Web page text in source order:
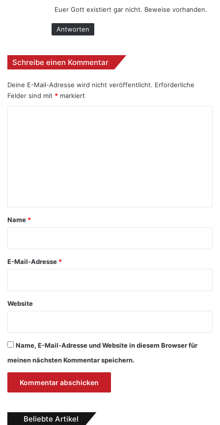
Euer Gott existiert gar nicht. Beweise vorhanden.
Antworten
Schreibe einen Kommentar
Deine E-Mail-Adresse wird nicht veröffentlicht. Erforderliche
Felder sind mit * markiert
a
Name *
E-Mail-Adresse *
Website
Name, E-Mail-Adresse und Website in diesem Browser für
meinen nächsten Kommentar speichern.
Beliebte Artikel